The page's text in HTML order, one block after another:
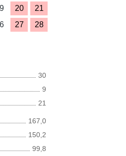
20
21
27
28
30
9
21
167,0
150,2
99,8